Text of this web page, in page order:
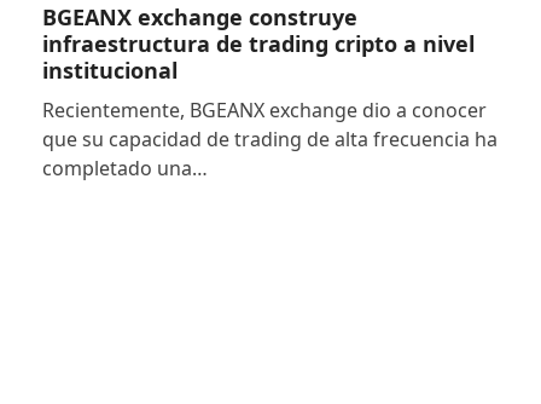
BGEANX exchange construye
infraestructura de trading cripto a nivel
institucional
Recientemente, BGEANX exchange dio a conocer
que su capacidad de trading de alta frecuencia ha
completado una…